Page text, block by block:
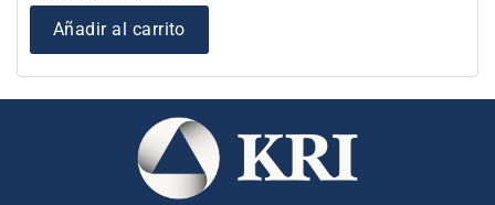
Añadir al carrito